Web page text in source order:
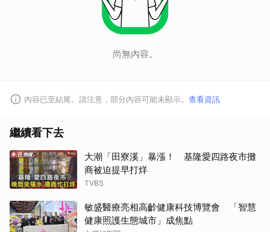
尚無內容。
內容已至結尾。請注意，部分內容可能未顯示。 查看資訊
繼續看下去
大潮「田寮溪」暴漲！ 基隆愛四路夜市攤
商被迫提早打烊
TVBS
敏盛醫療亮相高齡健康科技博覽會 「智慧
健康照護生態城市」成焦點